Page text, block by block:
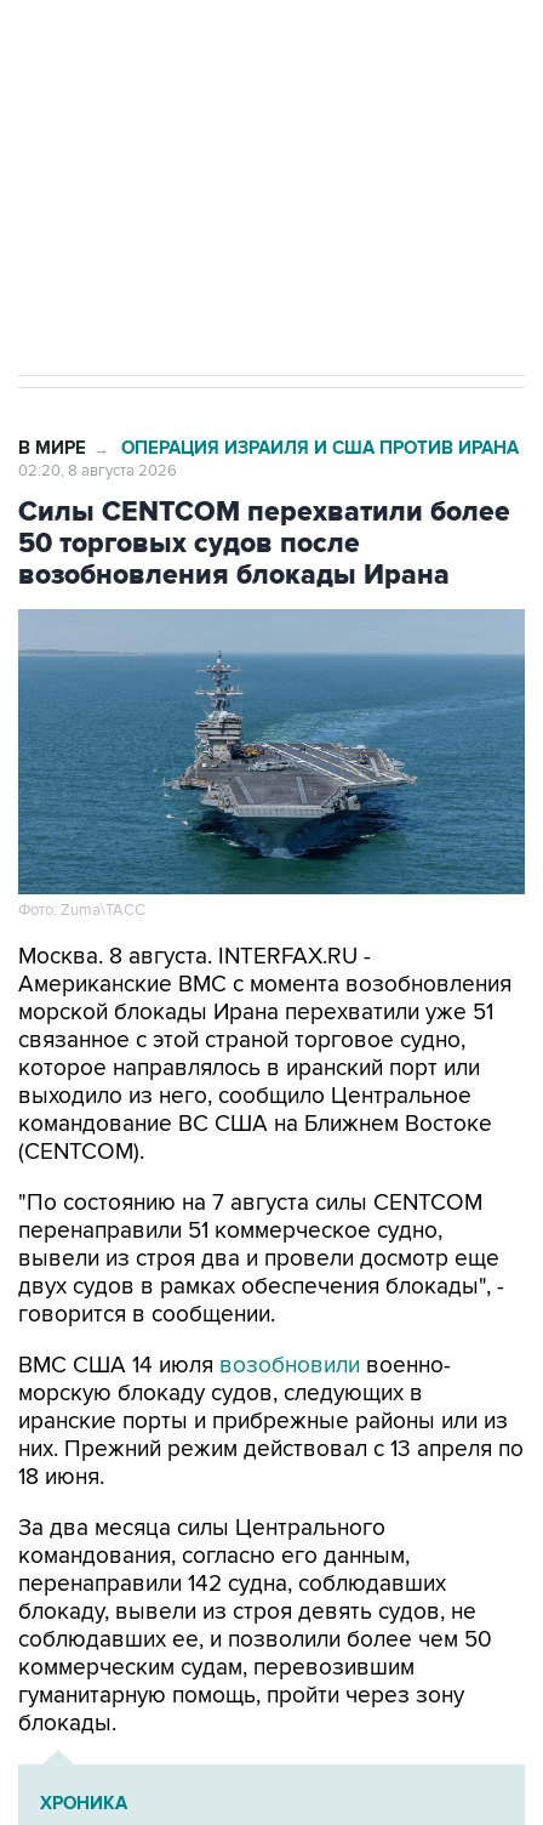
В МИРЕ → ОПЕРАЦИЯ ИЗРАИЛЯ И США ПРОТИВ ИРАНА
02:20, 8 августа 2026
Силы CENTCOM перехватили более
50 торговых судов после
возобновления блокады Ирана
Фото: Zuma\ТАСС
Москва. 8 августа. INTERFAX.RU -
Американские ВМС с момента возобновления
морской блокады Ирана перехватили уже 51
связанное с этой страной торговое судно,
которое направлялось в иранский порт или
выходило из него, сообщило Центральное
командование ВС США на Ближнем Востоке
(CENTCOM).
"По состоянию на 7 августа силы CENTCOM
перенаправили 51 коммерческое судно,
вывели из строя два и провели досмотр еще
двух судов в рамках обеспечения блокады", -
говорится в сообщении.
ВМС США 14 июля возобновили военно-
морскую блокаду судов, следующих в
иранские порты и прибрежные районы или из
них. Прежний режим действовал с 13 апреля по
18 июня.
За два месяца силы Центрального
командования, согласно его данным,
перенаправили 142 судна, соблюдавших
блокаду, вывели из строя девять судов, не
соблюдавших ее, и позволили более чем 50
коммерческим судам, перевозившим
гуманитарную помощь, пройти через зону
блокады.
ХРОНИКА